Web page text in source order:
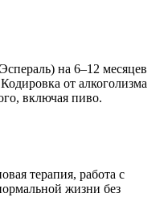
на 6–12 месяцев
от алкоголизма
включая пиво.
терапия, работа с
жизни без